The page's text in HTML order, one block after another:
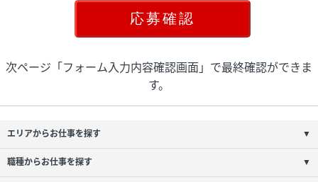
次ページ「フォーム入力内容確認画面」で最終確認ができま
す。
エリアからお仕事を探す ▼
職種からお仕事を探す ▼